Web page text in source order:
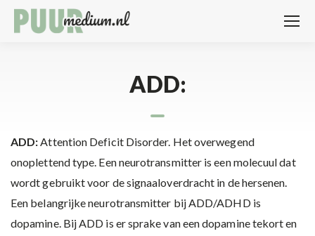
ADD:
ADD:Attention Deficit Disorder. Het overwegend
onoplettend type. Een neurotransmitter is een molecuul dat
wordt gebruikt voor de signaaloverdracht in de hersenen.
Een belangrijke neurotransmitter bij ADD/ADHD is
dopamine. Bij ADD is er sprake van een dopamine tekort en